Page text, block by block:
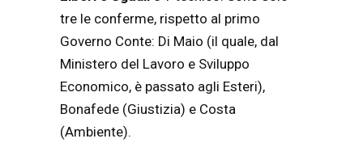
tre le conferme, rispetto al primo
Governo Conte: Di Maio (il quale, dal
Ministero del Lavoro e Sviluppo
Economico, è passato agli Esteri),
Bonafede (Giustizia) e Costa
(Ambiente).